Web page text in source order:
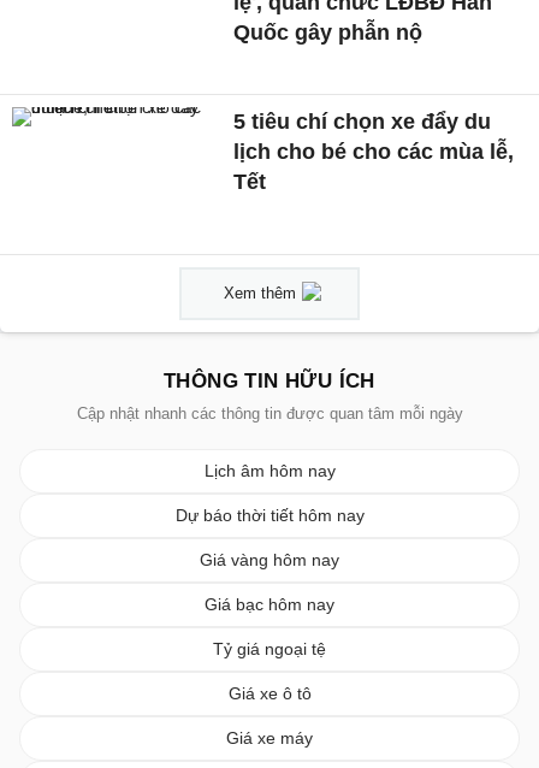
Quốc gây phẫn nộ
5 tiêu chí chọn xe đẩy du
lịch cho bé cho các mùa lễ,
Tết
Xem thêm
THÔNG TIN HỮU ÍCH
Cập nhật nhanh các thông tin được quan tâm mỗi ngày
Lịch âm hôm nay
Dự báo thời tiết hôm nay
Giá vàng hôm nay
Giá bạc hôm nay
Tỷ giá ngoại tệ
Giá xe ô tô
Giá xe máy